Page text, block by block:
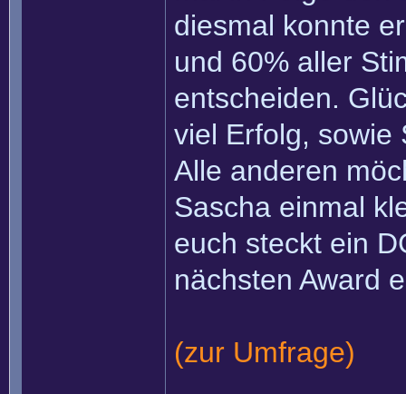
diesmal konnte
und 60% aller
entscheiden.
viel Erfolg, sowie
Alle anderen
Sascha einmal
euch steckt ein
nächsten Award
(zur Umfrage)